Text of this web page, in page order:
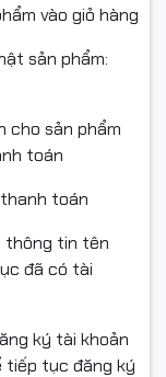
bus
vào giỏ hàng
sản phẩm:
cho sản phẩm
toán
toán
thông tin tên
đã có tài
ký tài khoản
tiếp tục đăng ký